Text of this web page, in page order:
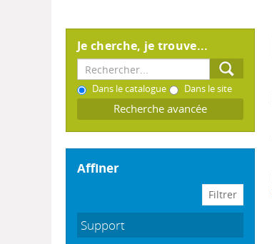
Je cherche, je trouve...
Dans le catalogue Dans le site
Recherche avancée
affiner
Support